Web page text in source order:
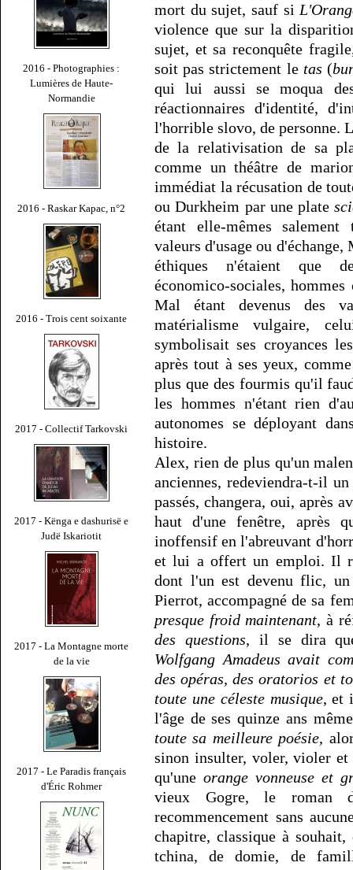
2016 - Photographies :
Lumières de Haute-
Normandie
2016 - Raskar Kapac, n°2
2016 - Trois cent soixante
2017 - Collectif Tarkovski
2017 - Kënga e dashurisë e
Judë Iskariotit
2017 - La Montagne morte
de la vie
2017 - Le Paradis français
d'Éric Rohmer
mort du sujet, sauf si
violence que sur la
sujet, et sa reconquête
soit pas strictement le tas (
qui lui aussi se moqua
réactionnaires d'identité,
l'horrible slovo, de personne.
de la relativisation de sa
comme un théâtre de
immédiat la récusation de
ou Durkheim par une plate
étant elle-mêmes salement
valeurs d'usage ou
éthiques n'étaient que
économico-sociales,
Mal étant devenus des
matérialisme vulgaire,
symbolisait ses croyances
après tout à ses yeux,
plus que des fourmis qu'il
les hommes n'étant rien
autonomes se déployant
histoire.
Alex, rien de plus qu'un
anciennes, redeviendra-t-il
passés, changera, oui, après
haut d'une fenêtre, après
inoffensif en l'abreuvant
et lui a offert un emploi. Il
dont l'un est devenu flic, un
Pierrot, accompagné de sa
presque froid maintenant, à
des questions, il se dira
Wolfgang Amadeus avait
des opéras, des oratorios et
toute une céleste musique, et
l'âge de ses quinze ans
toute sa meilleure poésie,
sinon insulter, voler, violer
qu'une orange vonneuse et
vieux Gogre, le roman
recommencement sans
chapitre, classique à
tchina, de domie, de